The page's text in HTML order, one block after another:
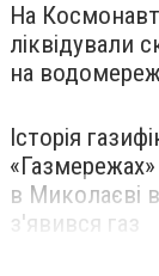
На
ліквідували
на
Історія
в Миколаєві
з'явився газ